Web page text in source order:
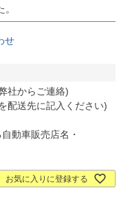
せ
社からご連絡)
配送先に記入ください)
動車販売店名・
お気に入りに登録する